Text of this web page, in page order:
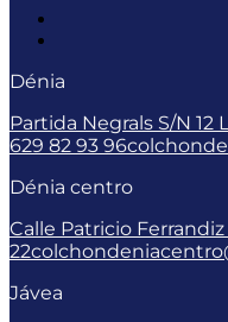
Dénia
Partida Negrals S/N 12
629 82 93 96
Dénia centro
Calle Patricio
22
Jávea